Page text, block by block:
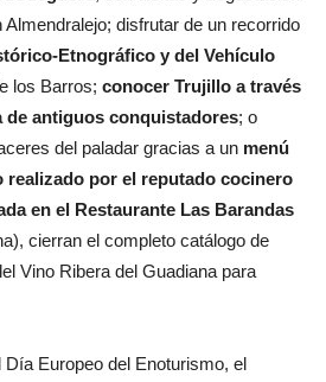
disfrutar de un recorrido
Etnográfico y del Vehículo
los Barros; conocer Trujillo a través
de antiguos conquistadores; o
del paladar gracias a un menú
realizado por el reputado cocinero
en el Restaurante Las Barandas
cierran el completo catálogo de
Vino Ribera del Guadiana para
Europeo del Enoturismo, el